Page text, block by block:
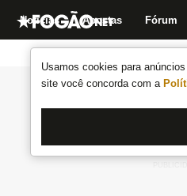
Usamos cookies para
site você concorda com a
Notícias Apostas Fórum